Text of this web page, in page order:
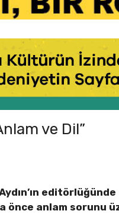
ve Dil”
editörlüğünde
önce anlam sorunu